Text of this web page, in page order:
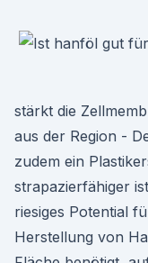
stärkt die
aus der Region -
zudem ein
strapazierfähiger
riesiges Potential
Herstellung von